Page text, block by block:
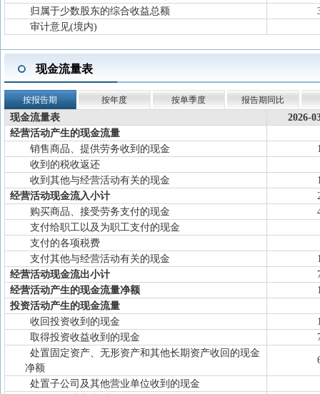
归属于少数股东的综合收益总额
审计意见(境内)
现金流量表
按报告期 按年度 按单季度 报告期同比
现金流量表
2026-
经营活动产生的现金流量
销售商品、提供劳务收到的现金
收到的税收返还
收到其他与经营活动有关的现金
经营活动现金流入小计
购买商品、接受劳务支付的现金
支付给职工以及为职工支付的现金
支付的各项税费
支付其他与经营活动有关的现金
经营活动现金流出小计
经营活动产生的现金流量净额
投资活动产生的现金流量
收回投资收到的现金
取得投资收益收到的现金
处置固定资产、无形资产和其他长期资产收回的现金
净额
处置子公司及其他营业单位收到的现金